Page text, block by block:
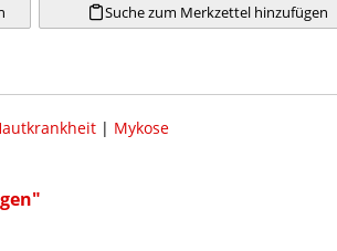
Suche zum Merkzettel hinzufügen
| Mykose